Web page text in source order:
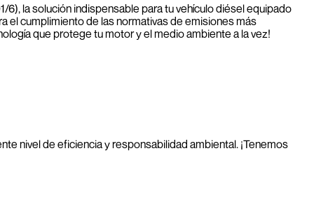
la solución indispensable para tu vehículo diésel equipado
el cumplimiento de las normativas de emisiones más
que protege tu motor y el medio ambiente a la vez!
nivel de eficiencia y responsabilidad ambiental. ¡Tenemos